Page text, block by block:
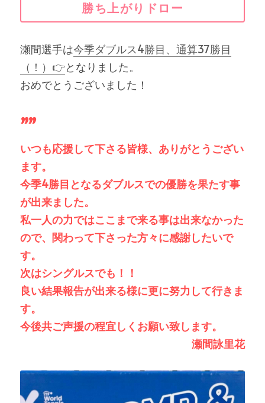
勝ち上がりドロー
瀬間選手は今季ダブルス4勝目、通算37勝目
（！）👉となりました。
おめでとうございました！
””
いつも応援して下さる皆様、ありがとうござい
ます。
今季4勝目となるダブルスでの優勝を果たす事
が出来ました。
私一人の力ではここまで来る事は出来なかった
ので、関わって下さった方々に感謝したいで
す。
次はシングルスでも！！
良い結果報告が出来る様に更に努力して行きま
す。
今後共ご声援の程宜しくお願い致します。
瀬間詠里花